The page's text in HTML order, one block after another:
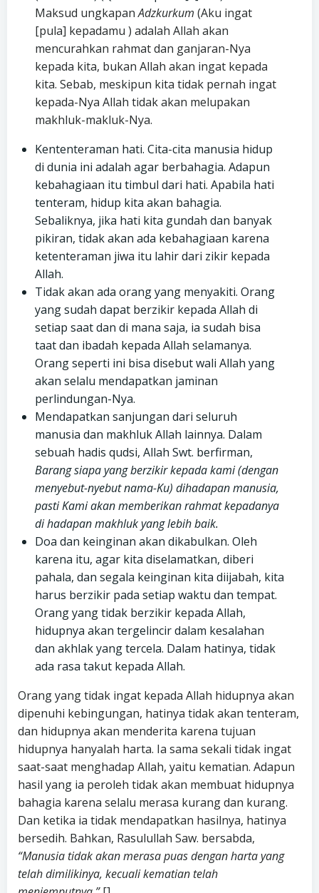
Maksud ungkapanAdzkurkum (Aku ingat
[pula] kepadamu ) adalah Allah akan
mencurahkan rahmat dan ganjaran-Nya
kepada kita, bukan Allah akan ingat kepada
kita. Sebab, meskipun kita tidak pernah ingat
kepada-Nya Allah tidak akan melupakan
makhluk-makluk-Nya.
Kententeraman hati. Cita-cita manusia hidup
di dunia ini adalah agar berbahagia. Adapun
kebahagiaan itu timbul dari hati. Apabila hati
tenteram, hidup kita akan bahagia.
Sebaliknya, jika hati kita gundah dan banyak
pikiran, tidak akan ada kebahagiaan karena
ketenteraman jiwa itu lahir dari zikir kepada
Allah.
Tidak akan ada orang yang menyakiti. Orang
yang sudah dapat berzikir kepada Allah di
setiap saat dan di mana saja, ia sudah bisa
taat dan ibadah kepada Allah selamanya.
Orang seperti ini bisa disebut wali Allah yang
akan selalu mendapatkan jaminan
perlindungan-Nya.
Mendapatkan sanjungan dari seluruh
manusia dan makhluk Allah lainnya. Dalam
sebuah hadis qudsi, Allah Swt. berfirman,
Barang siapa yang berzikir kepada kami (dengan
menyebut-nyebut nama-Ku) dihadapan manusia,
pasti Kami akan memberikan rahmat kepadanya
di hadapan makhluk yang lebih baik.
Doa dan keinginan akan dikabulkan. Oleh
karena itu, agar kita diselamatkan, diberi
pahala, dan segala keinginan kita diijabah, kita
harus berzikir pada setiap waktu dan tempat.
Orang yang tidak berzikir kepada Allah,
hidupnya akan tergelincir dalam kesalahan
dan akhlak yang tercela. Dalam hatinya, tidak
ada rasa takut kepada Allah.
Orang yang tidak ingat kepada Allah hidupnya akan
dipenuhi kebingungan, hatinya tidak akan tenteram,
dan hidupnya akan menderita karena tujuan
hidupnya hanyalah harta. Ia sama sekali tidak ingat
saat-saat menghadap Allah, yaitu kematian. Adapun
hasil yang ia peroleh tidak akan membuat hidupnya
bahagia karena selalu merasa kurang dan kurang.
Dan ketika ia tidak mendapatkan hasilnya, hatinya
bersedih. Bahkan, Rasulullah Saw. bersabda,
“Manusia tidak akan merasa puas dengan harta yang
telah dimilikinya, kecuali kematian telah